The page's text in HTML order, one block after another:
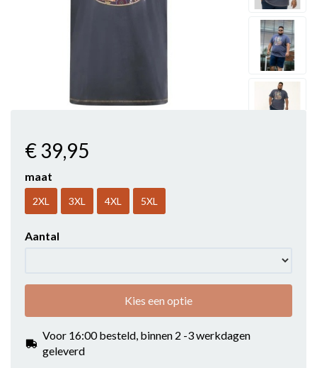
€ 39,95
maat
2XL 3XL 4XL 5XL
Aantal
Kies een optie
Voor 16:00 besteld, binnen 2 -3 werkdagen
geleverd